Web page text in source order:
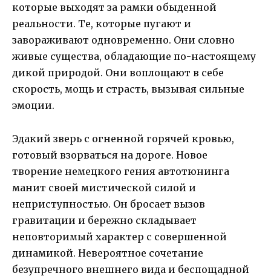
которые выходят за рамки обыденной
реальности. Те, которые пугают и
завораживают одновременно. Они словно
живые существа, обладающие по-настоящему
дикой природой. Они воплощают в себе
скорость, мощь и страсть, вызывая сильные
эмоции.
Эдакий зверь с огненной горячей кровью,
готовый взорваться на дороге. Новое
творение немецкого гения автотюнинга
манит своей мистической силой и
неприступностью. Он бросает вызов
гравитации и бережно складывает
неповторимый характер с совершенной
динамикой. Невероятное сочетание
безупречного внешнего вида и беспощадной